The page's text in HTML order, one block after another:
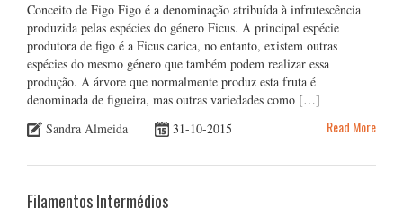
Conceito de Figo Figo é a denominação atribuída à infrutescência
produzida pelas espécies do género Ficus. A principal espécie
produtora de figo é a Ficus carica, no entanto, existem outras
espécies do mesmo género que também podem realizar essa
produção. A árvore que normalmente produz esta fruta é
denominada de figueira, mas outras variedades como […]
Sandra Almeida
31-10-2015 Read More
Filamentos Intermédios